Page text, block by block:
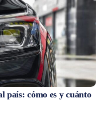
país: cómo es y cuánto